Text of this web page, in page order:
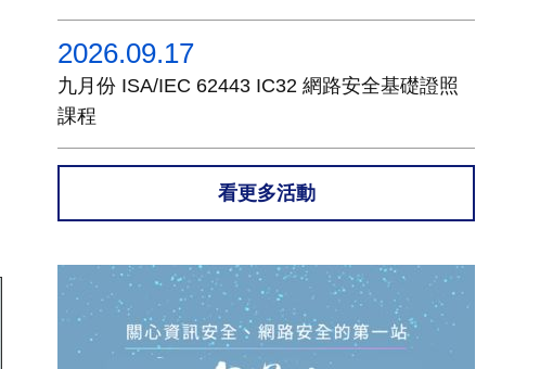
2026.09.17
九月份 ISA/IEC 62443 IC32 網路安全基礎證照
課程
看更多活動